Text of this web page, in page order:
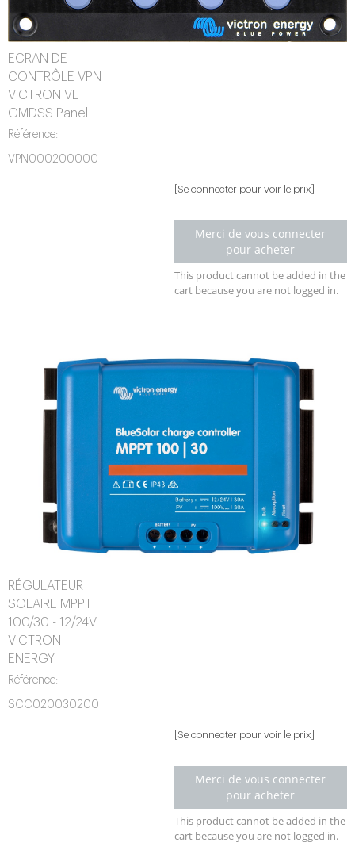
ECRAN DE
CONTRÔLE VPN
VICTRON VE
GMDSS Panel
Référence:
VPN000200000
[Se connecter pour voir le prix]
Merci de vous connecter
pour acheter
This product cannot be added in the
cart because you are not logged in.
RÉGULATEUR
SOLAIRE MPPT
100/30 - 12/24V
VICTRON
ENERGY
Référence:
SCC020030200
[Se connecter pour voir le prix]
Merci de vous connecter
pour acheter
This product cannot be added in the
cart because you are not logged in.